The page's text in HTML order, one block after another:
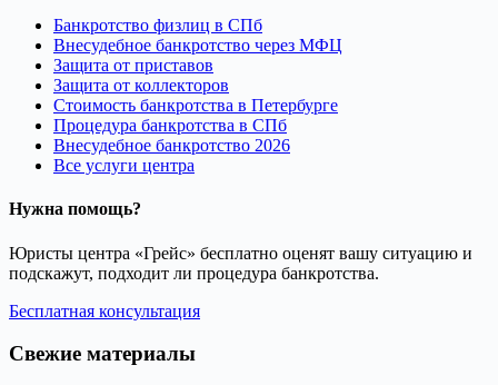
Банкротство физлиц в СПб
Внесудебное банкротство через МФЦ
Защита от приставов
Защита от коллекторов
Стоимость банкротства в Петербурге
Процедура банкротства в СПб
Внесудебное банкротство 2026
Все услуги центра
Нужна помощь?
Юристы центра «Грейс» бесплатно оценят вашу ситуацию и
подскажут, подходит ли процедура банкротства.
Бесплатная консультация
Свежие материалы